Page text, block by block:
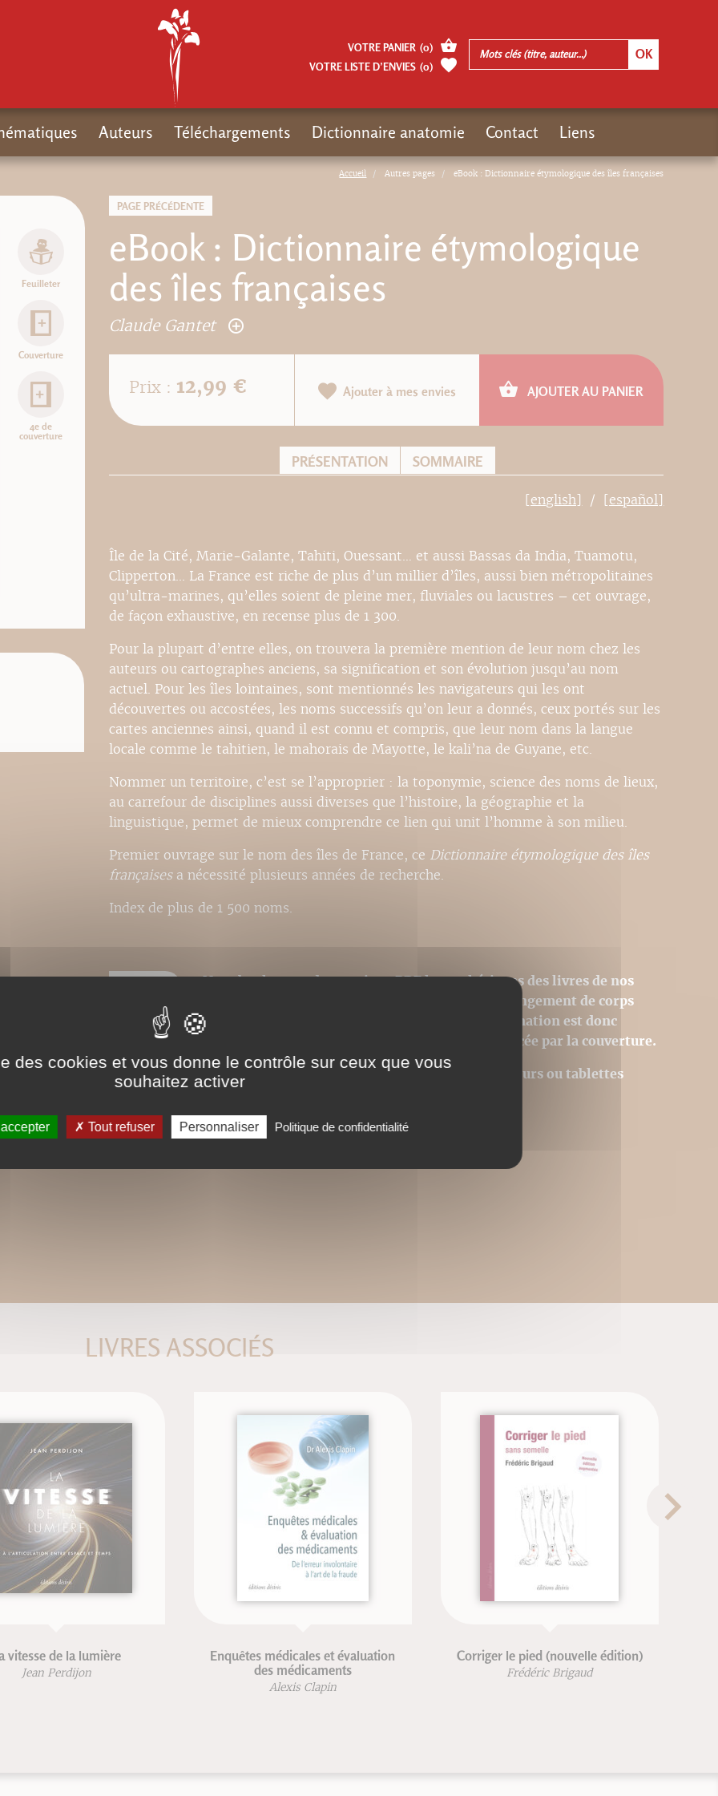
Accueil Autres pages eBook : Dictionnaire étymologique des îles françaises
PAGE PRÉCÉDENTE
eBook : Dictionnaire étymologique
des îles françaises
Claude Gantet
Feuilleter
Couverture
4e de
couverture
Prix : 12,99 € Ajouter à mes envies AJOUTER AU PANIER
PRÉSENTATION SOMMAIRE
[english] [español]
Île de la Cité, Marie-Galante, Tahiti, Ouessant… et aussi Bassas da India, Tuamotu,
Clipperton... La France est riche de plus d’un millier d’îles, aussi bien métropolitaines
qu’ultra-marines, qu’elles soient de pleine mer, fluviales ou lacustres – cet ouvrage,
de façon exhaustive, en recense plus de 1 300.
Pour la plupart d’entre elles, on trouvera la première mention de leur nom chez les
auteurs ou cartographes anciens, sa signification et son évolution jusqu’au nom
actuel. Pour les îles lointaines, sont mentionnés les navigateurs qui les ont
découvertes ou accostées, les noms successifs qu’on leur a donnés, ceux portés sur les
cartes anciennes ainsi, quand il est connu et compris, que leur nom dans la langue
locale comme le tahitien, le mahorais de Mayotte, le kali’na de Guyane, etc.
Nommer un territoire, c’est se l’approprier : la toponymie, science des noms de lieux,
au carrefour de disciplines aussi diverses que l’histoire, la géographie et la
linguistique, permet de mieux comprendre ce lien qui unit l’homme à son milieu.
Premier ouvrage sur le nom des îles de France, ce Dictionnaire étymologique des îles
françaisesa nécessité plusieurs années de recherche.
Index de plus de 1 500 noms.
Nos ebooks sont des versions PDF homothétiques des livres de nos
catalogues. Ils ne sont donc pas modifiables (changement de corps
pour la police, modification des images). La pagination est donc
respectée et la première page du livre est remplacée par la couverture.
Ce format peut être lu par le logiciel Acrobat © sur des ordinateurs ou tablettes
LIVRES ASSOCIÉS
Enquêtes médicales et évaluation
Corriger le pied (nouvelle édition)
Frédéric Brigaud
Respiration
Blandine Calais-Germain
VOTRE PANIER (0)
VOTRE LISTE D’ENVIES (0)
Auteurs Téléchargements Dictionnaire anatomie Contact Liens
des cookies et vous donne le contrôle sur ceux que vous
souhaitez activer
Tout refuser Personnaliser Politique de confidentialité